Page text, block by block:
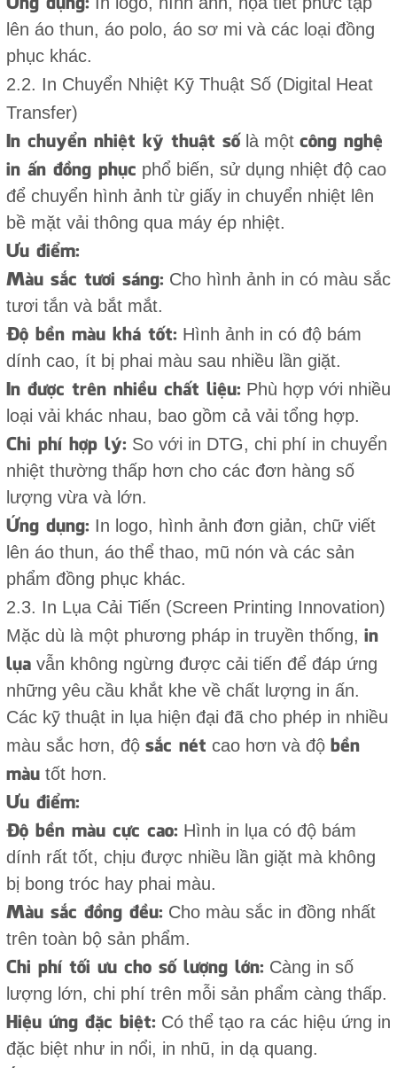
lên áo thun, áo polo, áo sơ mi và các loại đồng
phục khác.
2.2. In Chuyển Nhiệt Kỹ Thuật Số (Digital Heat
Transfer)
In chuyển nhiệt kỹ thuật sốlà một công nghệ
in ấn đồng phục phổ biến, sử dụng nhiệt độ cao
để chuyển hình ảnh từ giấy in chuyển nhiệt lên
bề mặt vải thông qua máy ép nhiệt.
Ưu điểm:
Màu sắc tươi sáng: Cho hình ảnh in có màu sắc
tươi tắn và bắt mắt.
Độ bền màu khá tốt: Hình ảnh in có độ bám
dính cao, ít bị phai màu sau nhiều lần giặt.
In được trên nhiều chất liệu: Phù hợp với nhiều
loại vải khác nhau, bao gồm cả vải tổng hợp.
Chi phí hợp lý: So với in DTG, chi phí in chuyển
nhiệt thường thấp hơn cho các đơn hàng số
lượng vừa và lớn.
Ứng dụng: In logo, hình ảnh đơn giản, chữ viết
lên áo thun, áo thể thao, mũ nón và các sản
phẩm đồng phục khác.
2.3. In Lụa Cải Tiến (Screen Printing Innovation)
Mặc dù là một phương pháp in truyền thống, in
lụavẫn không ngừng được cải tiến để đáp ứng
những yêu cầu khắt khe về chất lượng in ấn.
Các kỹ thuật in lụa hiện đại đã cho phép in nhiều
màu sắc hơn, độ sắc nét cao hơn và độ bền
màutốt hơn.
Ưu điểm:
Độ bền màu cực cao: Hình in lụa có độ bám
dính rất tốt, chịu được nhiều lần giặt mà không
bị bong tróc hay phai màu.
Màu sắc đồng đều: Cho màu sắc in đồng nhất
trên toàn bộ sản phẩm.
Chi phí tối ưu cho số lượng lớn: Càng in số
lượng lớn, chi phí trên mỗi sản phẩm càng thấp.
Hiệu ứng đặc biệt: Có thể tạo ra các hiệu ứng in
đặc biệt như in nổi, in nhũ, in dạ quang.